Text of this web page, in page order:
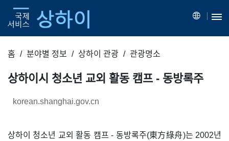
홈 분야별 정보 상하이 관광 관광명소
상하이시 청소년 교외 활동 캠프 - 동방록주
korean.shanghai.gov.cn
상하이 청소년 교외 활동 캠프 - 동방록주(東方綠舟)는 2002년